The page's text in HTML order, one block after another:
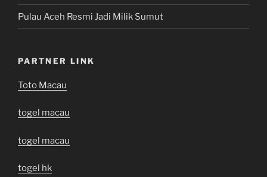
Pulau Aceh Resmi Jadi Milik Sumut
PARTNER LINK
Toto Macau
togel macau
togel macau
togel hk